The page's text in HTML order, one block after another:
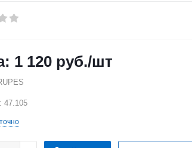
1 120 руб./шт
47.105